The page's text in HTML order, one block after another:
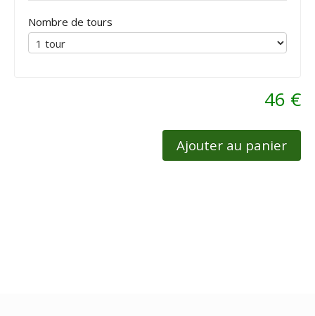
Nombre de tours
46 €
Ajouter au panier